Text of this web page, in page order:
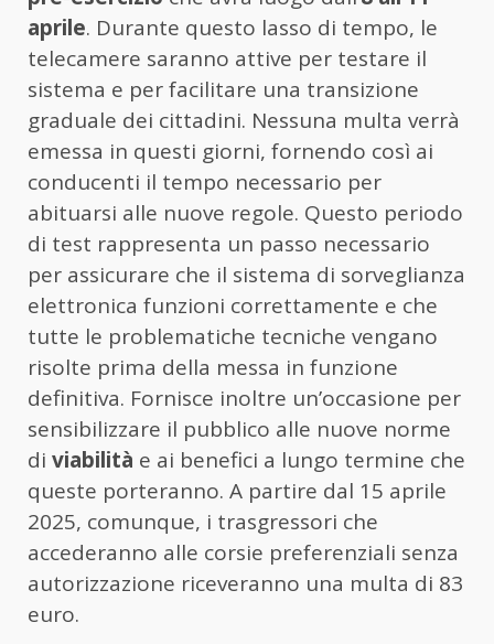
aprile. Durante questo lasso di tempo, le
telecamere saranno attive per testare il
sistema e per facilitare una transizione
graduale dei cittadini. Nessuna multa verrà
emessa in questi giorni, fornendo così ai
conducenti il tempo necessario per
abituarsi alle nuove regole. Questo periodo
di test rappresenta un passo necessario
per assicurare che il sistema di sorveglianza
elettronica funzioni correttamente e che
tutte le problematiche tecniche vengano
risolte prima della messa in funzione
definitiva. Fornisce inoltre un’occasione per
sensibilizzare il pubblico alle nuove norme
di viabilità e ai benefici a lungo termine che
queste porteranno. A partire dal 15 aprile
2025, comunque, i trasgressori che
accederanno alle corsie preferenziali senza
autorizzazione riceveranno una multa di 83
euro.